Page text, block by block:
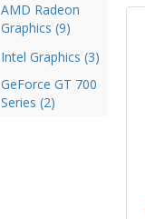
AMD Radeon
Graphics (9)
Intel Graphics (3)
GeForce GT 700
Series (2)